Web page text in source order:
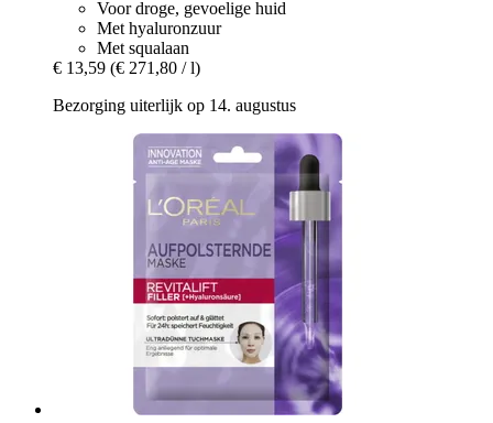
Voor droge, gevoelige huid
Met hyaluronzuur
Met squalaan
€ 13,59 (€ 271,80 / l)
Bezorging uiterlijk op 14. augustus